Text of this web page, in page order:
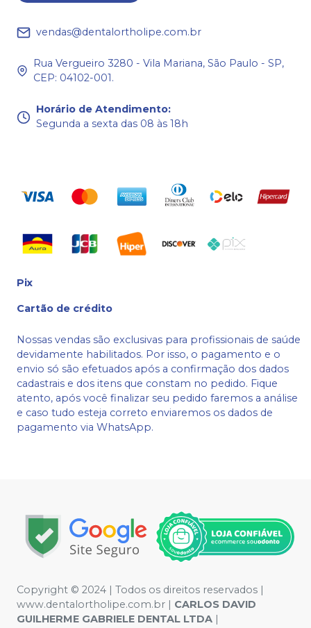
vendas@dentalortholipe.com.br
Rua Vergueiro 3280 - Vila Mariana, São Paulo - SP,
CEP: 04102-001.
Horário de Atendimento:
Segunda a sexta das 08 às 18h
Pix
Cartão de crédito
Nossas vendas são exclusivas para profissionais de saúde
devidamente habilitados. Por isso, o pagamento e o
envio só são efetuados após a confirmação dos dados
cadastrais e dos itens que constam no pedido. Fique
atento, após você finalizar seu pedido faremos a análise
e caso tudo esteja correto enviaremos os dados de
pagamento via WhatsApp.
Copyright © 2024 | Todos os direitos reservados |
www.dentalortholipe.com.br | CARLOS DAVID
GUILHERME GABRIELE DENTAL LTDA